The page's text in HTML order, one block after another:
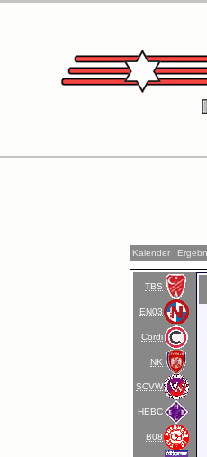
Kalender
TBS
EN03
Cordi
NK
SCVW
HEBC
B08